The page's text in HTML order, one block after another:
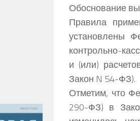
Обоснование
Правила
установлены
контрольно-
и (или)
Закон N 54-ФЗ).
Отметим, что
290-ФЗ) в